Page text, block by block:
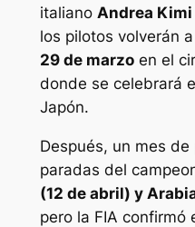
italiano Andrea
los pilotos volverán
29 de marzoen el
donde se celebrará
Japón.
Después, un mes
paradas del
(12 de abril) y
pero la FIA confirmó